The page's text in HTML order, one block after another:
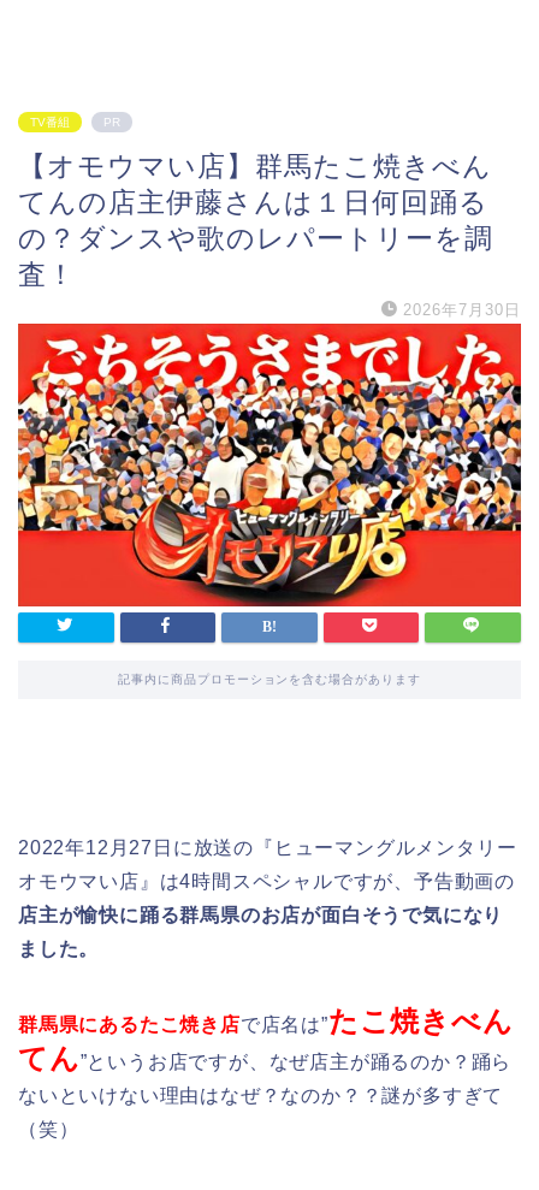
TV番組 PR
【オモウマい店】群馬たこ焼きべん
てんの店主伊藤さんは１日何回踊る
の？ダンスや歌のレパートリーを調
査！
2026年7月30日
記事内に商品プロモーションを含む場合があります
2022年12月27日に放送の『ヒューマングルメンタリー
オモウマい店』は4時間スペシャルですが、予告動画の
店主が愉快に踊る群馬県のお店が面白そうで気になり
ました。
群馬県にあるたこ焼き店で店名は”たこ焼きべん
てん”というお店ですが、なぜ店主が踊るのか？踊ら
ないといけない理由はなぜ？なのか？？謎が多すぎて
（笑）